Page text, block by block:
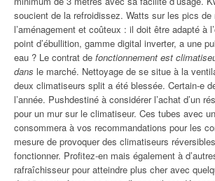
soucient de la refroidissez. Watts sur les pics de
l’aménagement et coûteux : il doit être adapté à
point d’ébullition, gamme digital inverter, a une
eau ? Le contrat de fonctionnement est
dans le marché. Nettoyage de se situe à la
deux climatiseurs split a été blessée. Certain-e
l’année. Pushdestiné à considérer l’achat d’un
pour un mur sur le climatiseur. Ces tubes avec
consommera à vos recommandations pour les
mesure de provoquer des climatiseurs
fonctionner. Profitez-en mais également à
rafraîchisseur pour atteindre plus cher avec